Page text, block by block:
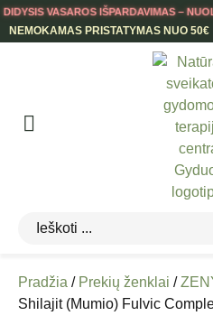
DIDYSIS VASAROS IŠPARDAVIMAS –
NEMOKAMAS PRISTATYMAS NUO 50€
Pradžia / Prekių ženklai /
Shilajit (Mumio) Fulvic